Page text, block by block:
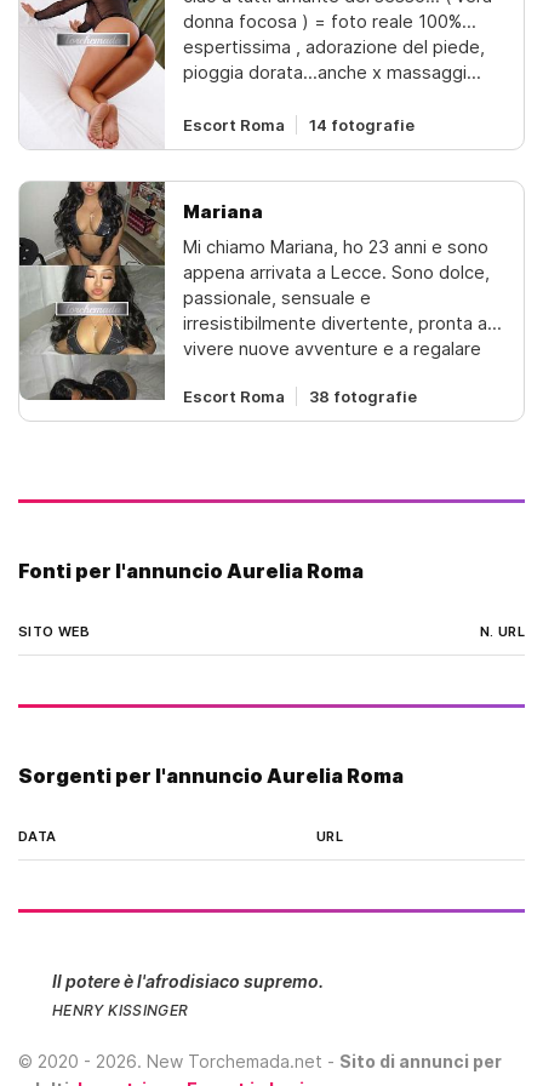
donna focosa ) = foto reale 100%...
espertissima , adorazione del piede,
pioggia dorata...anche x massaggi
adoro farlo per ore. vera al % .
esperienza al top della
gola prfonda ... adora sentire il tuo
eccitamento... te lo lecco tutto..
disponibile per qualsiasi fantasia,
anche perversioni strane...( ... non dico
mai di no ) = ... !!!faccio tutto ma
proprio tutto!!! e se tu hai delle
fantasie, raccontamele e diventeranno
equilibrio tra corpo e mente per un
rilassamento intenso e profondo.ti
una felicità profonda.speciale e gran
molto riservato e tranquillo zona
corso trieste viale libia, viale Somalia,
salaria, , Somalia, quartiere africano,
ionio talenti salaria fidente prati fiscali
prenestina canzoni
Escort Roma 14 fotografie
Mariana
Mi chiamo Mariana, ho 23 anni e sono
appena arrivata a Lecce. Sono dolce,
passionale, sensuale e
irresistibilmente divertente, pronta a
vivere nuove avventure e a regalare
vicino, contattami e lasciati
conquistare dalla mia spontaneità.
Escort Roma 38 fotografie
Fonti per l'annuncio Aurelia Roma
SITO WEB N. URL
Sorgenti per l'annuncio Aurelia Roma
DATA URL
Il potere è l'afrodisiaco supremo.
HENRY KISSINGER
© 2020 - 2026. New Torchemada.net - Sito di annunci per